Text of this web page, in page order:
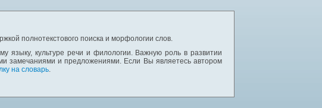
полнотекстового поиска и морфологии слов.
языку, культуре речи и филологии. Важную роль в развитии
замечаниями и предложениями. Если Вы являетесь автором
на словарь.